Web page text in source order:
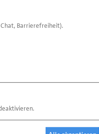
Barrierefreiheit).